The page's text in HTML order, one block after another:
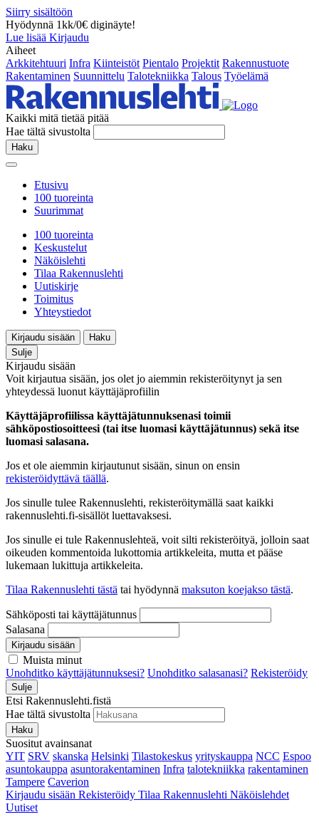
Siirry sisältöön
Hyödynnä 1kk/0€ diginäyte!
Lue lisää Kirjaudu
Aiheet
Arkkitehtuuri Infra Kiinteistöt Pientalo Projektit Rakennustuote
Rakentaminen Suunnittelu Talotekniikka Talous Työelämä
Kaikki mitä tietää pitää
Hae tältä sivustolta
Haku
Etusivu
100 tuoreinta
Suurimmat
100 tuoreinta
Keskustelut
Näköislehti
Tilaa Rakennuslehti
Uutiskirje
Toimitus
Yhteystiedot
Kirjaudu sisään
Haku
Sulje
Kirjaudu sisään
Voit kirjautua sisään, jos olet jo aiemmin rekisteröitynyt ja sen
yhteydessä luonut käyttäjäprofiilin
Käyttäjäprofiilissa käyttäjätunnuksenasi toimii
sähköpostiosoitteesi (tai itse luomasi käyttäjätunnus) sekä itse
luomasi salasana.
Jos et ole aiemmin kirjautunut sisään, sinun on ensin
rekisteröidyttävä täällä.
Jos sinulle tulee Rakennuslehti, rekisteröitymällä saat kaikki
rakennuslehti.fi-sisällöt luettavaksesi.
Jos sinulle ei tule Rakennuslehteä, voit silti rekisteröityä, jolloin saat
oikeuden kommentoida lukottomia artikkeleita, mutta et pääse
lukemaan lukittuja artikkeleita.
Tilaa Rakennuslehti tästä tai hyödynnä maksuton koejakso tästä.
Sähköposti tai käyttäjätunnus
Salasana
Kirjaudu sisään
Muista minut
Unohditko käyttäjätunnuksesi? Unohditko salasanasi? Rekisteröidy
Sulje
Etsi Rakennuslehti.fistä
Hae tältä sivustolta
Haku
Suositut avainsanat
YIT SRV skanska Helsinki Tilastokeskus yrityskauppa NCC Espoo
asuntokauppa asuntorakentaminen Infra talotekniikka rakentaminen
Tampere Caverion
Kirjaudu sisään Rekisteröidy Tilaa Rakennuslehti Näköislehdet
Uutiset